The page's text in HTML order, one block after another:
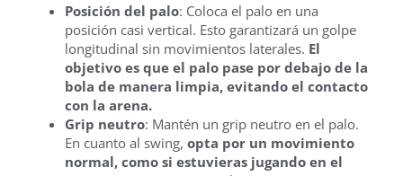
Posición del palo: Coloca el palo en una
posición casi vertical. Esto garantizará un golpe
longitudinal sin movimientos laterales. El
objetivo es que el palo pase por debajo de la
bola de manera limpia, evitando el contacto
con la arena.
Grip neutro: Mantén un grip neutro en el palo.
En cuanto al swing, opta por un movimiento
normal, como si estuvieras jugando en el